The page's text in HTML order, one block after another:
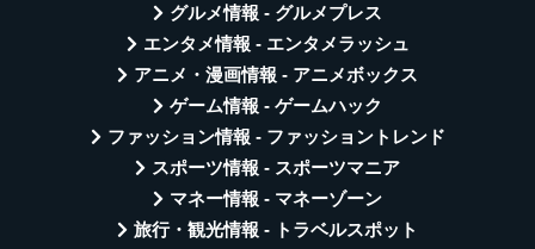
グルメ情報 - グルメプレス
エンタメ情報 - エンタメラッシュ
アニメ・漫画情報 - アニメボックス
ゲーム情報 - ゲームハック
ファッション情報 - ファッショントレンド
スポーツ情報 - スポーツマニア
マネー情報 - マネーゾーン
旅行・観光情報 - トラベルスポット